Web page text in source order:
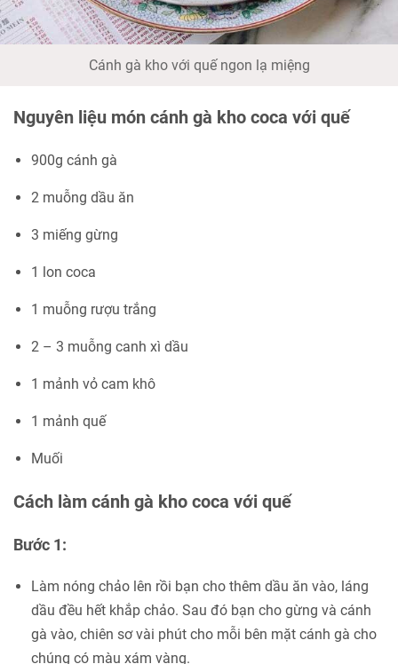
Cánh gà kho với quế ngon lạ miệng
Nguyên liệu món cánh gà kho coca với quế
900g cánh gà
2 muỗng dầu ăn
3 miếng gừng
1 lon coca
1 muỗng rượu trắng
2 – 3 muỗng canh xì dầu
1 mảnh vỏ cam khô
1 mảnh quế
Muối
Cách làm cánh gà kho coca với quế
Bước 1:
Làm nóng chảo lên rồi bạn cho thêm dầu ăn vào, láng
dầu đều hết khắp chảo. Sau đó bạn cho gừng và cánh
gà vào, chiên sơ vài phút cho mỗi bên mặt cánh gà cho
chúng có màu xám vàng.